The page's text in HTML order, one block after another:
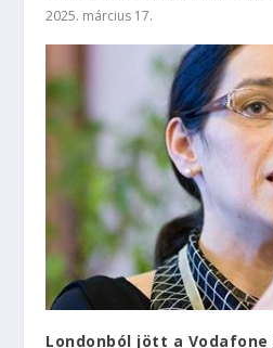
2025. március 17.
Londonból jött a